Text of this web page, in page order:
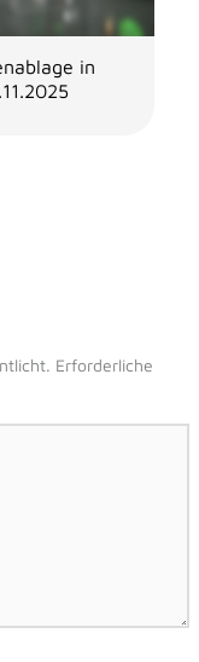
in
Erforderliche